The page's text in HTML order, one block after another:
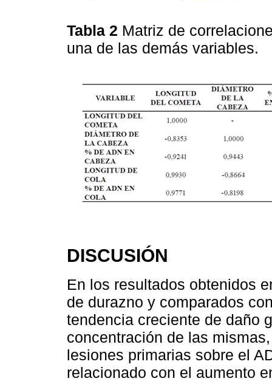
Tabla 2 Matriz de
una de las demás variables.
DISCUSIÓN
En los resultados obtenidos
de durazno y comparados
tendencia creciente de daño
concentración de las
lesiones primarias sobre el
relacionado con el aumento